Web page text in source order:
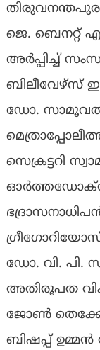
ജെ. ബെനറ്റ്
അര്‍പ്പിച്ച്
ബിലീവേഴ്‌സ്
ഡോ. സാമൂവല്‍
സെക്രട്ടറി
ഡോ. വി. പി.
അതിരൂപത
ജോണ്‍
ബിഷപ്പ്